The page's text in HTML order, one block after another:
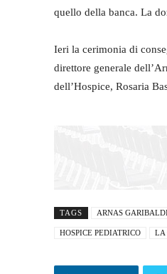
quello della banca. La
Ieri la cerimonia di
direttore generale
dell’Hospice, Rosaria
TAGS ARNAS
HOSPICE PEDIATRICO LA